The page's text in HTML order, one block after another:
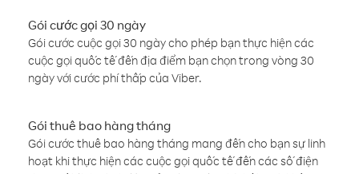
Gói cước gọi 30 ngày
Gói cước cuộc gọi 30 ngày cho phép bạn thực hiện các
cuộc gọi quốc tế đến địa điểm bạn chọn trong vòng 30
ngày với cước phí thấp của Viber.
Gói thuê bao hàng tháng
Gói cước thuê bao hàng tháng mang đến cho bạn sự linh
hoạt khi thực hiện các cuộc gọi quốc tế đến các số điện